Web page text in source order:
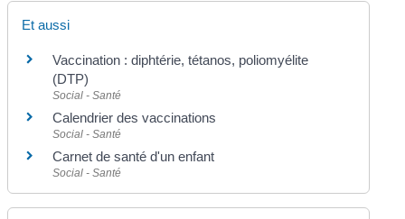
Et aussi
Vaccination : diphtérie, tétanos, poliomyélite
(DTP)
Social - Santé
Calendrier des vaccinations
Social - Santé
Carnet de santé d'un enfant
Social - Santé